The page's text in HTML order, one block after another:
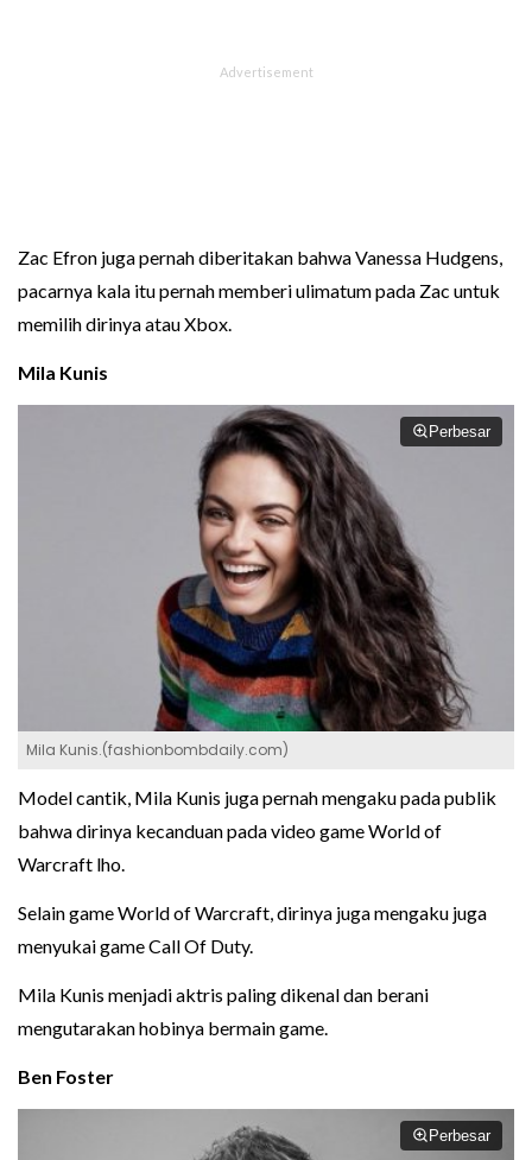
Zac Efron juga pernah diberitakan bahwa Vanessa Hudgens,
pacarnya kala itu pernah memberi ulimatum pada Zac untuk
memilih dirinya atau Xbox.
Mila Kunis
Perbesar
Mila Kunis.(fashionbombdaily.com)
Model cantik, Mila Kunis juga pernah mengaku pada publik
bahwa dirinya kecanduan pada video game World of
Warcraft lho.
Selain game World of Warcraft, dirinya juga mengaku juga
menyukai game Call Of Duty.
Mila Kunis menjadi aktris paling dikenal dan berani
mengutarakan hobinya bermain game.
Ben Foster
Perbesar